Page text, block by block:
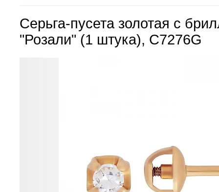
Серьга-пусета золотая с
"Розали" (1 штука), С7276G